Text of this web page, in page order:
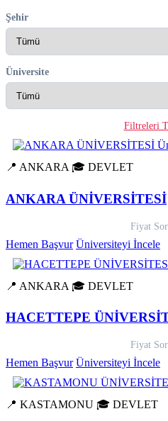
Şehir
Üniversite
Filtreleri
📍 ANKARA 🎓 DEVLET
ANKARA ÜNİVERSİTESİ
Fiyat
Hemen Başvur Üniversiteyi İncele
📍 ANKARA 🎓 DEVLET
HACETTEPE
Fiyat
Hemen Başvur Üniversiteyi İncele
📍 KASTAMONU 🎓 DEVLET